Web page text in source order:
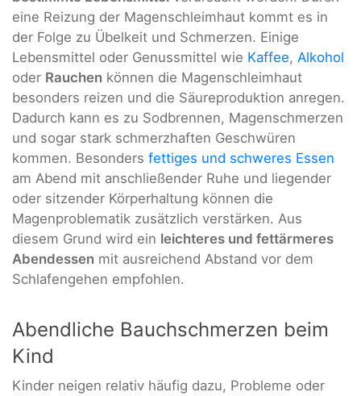
eine Reizung der Magenschleimhaut kommt es in
der Folge zu Übelkeit und Schmerzen. Einige
Lebensmittel oder Genussmittel wie Kaffee, Alkohol
oder Rauchen können die Magenschleimhaut
besonders reizen und die Säureproduktion anregen.
Dadurch kann es zu Sodbrennen, Magenschmerzen
und sogar stark schmerzhaften Geschwüren
kommen. Besonders fettiges und schweres Essen
am Abend mit anschließender Ruhe und liegender
oder sitzender Körperhaltung können die
Magenproblematik zusätzlich verstärken. Aus
diesem Grund wird ein leichteres und fettärmeres
Abendessen mit ausreichend Abstand vor dem
Schlafengehen empfohlen.
Abendliche Bauchschmerzen beim
Kind
Kinder neigen relativ häufig dazu, Probleme oder